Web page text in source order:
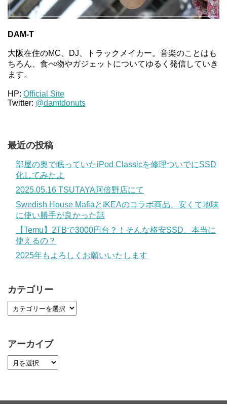
DAM-T
大阪在住のMC、DJ、トラックメイカー。音楽のことはも
ちろん、食べ物やガジェットについてゆるく発信していき
ます。
HP: Official Site
Twitter: @damtdonuts
最近の投稿
部屋の奥で眠っていたiPod Classicを修理ついでにSSD
化してみたよ
2025.05.16 TSUTAYA阿倍野店にて
Swedish House MafiaとIKEAのコラボ商品、安くて地味
に使い勝手が良かった話
【Temu】2TBで3000円台？！そんな格安SSD、本当に
使えるの？
2025年もよろしくお願いいたします
カテゴリー
アーカイブ